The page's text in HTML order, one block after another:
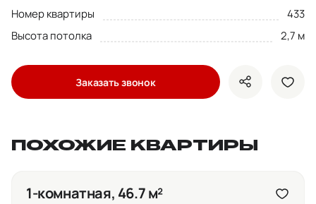
Номер квартиры
433
Высота потолка
2,7 м
Заказать звонок показать
ПОХОЖИЕ КВАРТИРЫ
1-комнатная, 46.7 м²